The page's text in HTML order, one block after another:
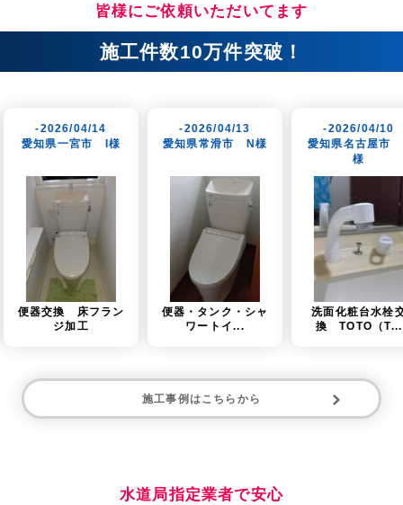
皆様にご依頼いただいてます
施工件数10万件突破！
ン
-2026/04/13
愛知県常滑市 N様
便器・タンク・シャ
ワートイ...
-2026/04/10
愛知県名古屋市 T
洗面化粧台水栓交
換 TOTO（T...
-
岐阜県
洗面台
換
施工事例はこちらから
水道局指定業者で安心